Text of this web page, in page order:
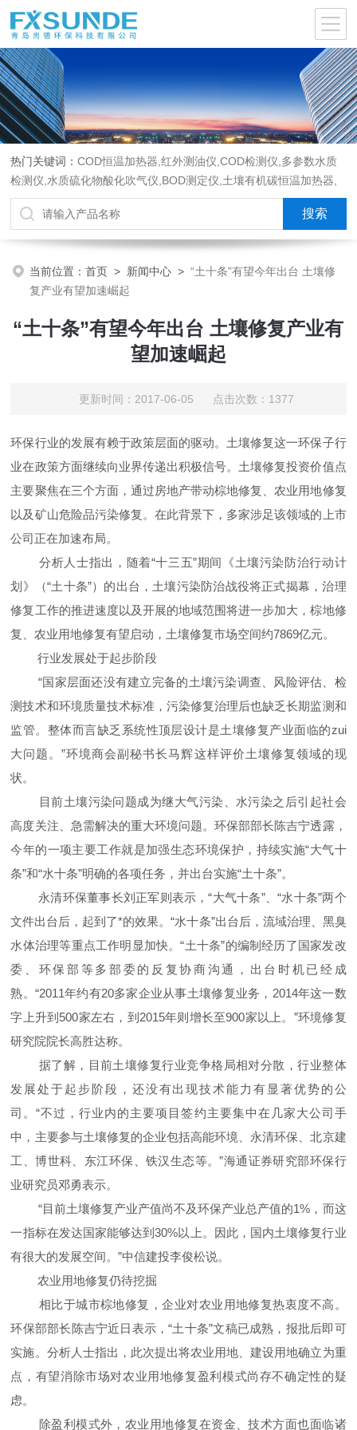
热门关键词：COD恒温加热器,红外测油仪,COD检测仪,多参数水质
检测仪,水质硫化物酸化吹气仪,BOD测定仪,土壤有机碳恒温加热器,
液液萃取器,COD消解回流仪,水质采样器
当前位置：首页 > 新闻中心 >“土十条”有望今年出台 土壤修
复产业有望加速崛起
“土十条”有望今年出台 土壤修复产业有
望加速崛起
更新时间：2017-06-05 点击次数：1377
环保行业的发展有赖于政策层面的驱动。土壤修复这一环保子行
业在政策方面继续向业界传递出积极信号。土壤修复投资价值点
主要聚焦在三个方面，通过房地产带动棕地修复、农业用地修复
以及矿山危险品污染修复。在此背景下，多家涉足该领域的上市
公司正在加速布局。
分析人士指出，随着“十三五”期间《土壤污染防治行动计
划》（“土十条”）的出台，土壤污染防治战役将正式揭幕，治理
修复工作的推进速度以及开展的地域范围将进一步加大，棕地修
复、农业用地修复有望启动，土壤修复市场空间约7869亿元。
行业发展处于起步阶段
“国家层面还没有建立完备的土壤污染调查、风险评估、检
测技术和环境质量技术标准，污染修复治理后也缺乏长期监测和
监管。整体而言缺乏系统性顶层设计是土壤修复产业面临的zui
大问题。”环境商会副秘书长马辉这样评价土壤修复领域的现
状。
目前土壤污染问题成为继大气污染、水污染之后引起社会
高度关注、急需解决的重大环境问题。环保部部长陈吉宁透露，
今年的一项主要工作就是加强生态环境保护，持续实施“大气十
条”和“水十条”明确的各项任务，并出台实施“土十条”。
永清环保董事长刘正军则表示，“大气十条”、“水十条”两个
文件出台后，起到了*的效果。“水十条”出台后，流域治理、黑臭
水体治理等重点工作明显加快。“土十条”的编制经历了国家发改
委、环保部等多部委的反复协商沟通，出台时机已经成
熟。“2011年约有20多家企业从事土壤修复业务，2014年这一数
字上升到500家左右，到2015年则增长至900家以上。”环境修复
研究院院长高胜达称。
据了解，目前土壤修复行业竞争格局相对分散，行业整体
发展处于起步阶段，还没有出现技术能力有显著优势的公
司。“不过，行业内的主要项目签约主要集中在几家大公司手
中，主要参与土壤修复的企业包括高能环境、永清环保、北京建
工、博世科、东江环保、铁汉生态等。”海通证券研究部环保行
业研究员邓勇表示。
“目前土壤修复产业产值尚不及环保产业总产值的1%，而这
一指标在发达国家能够达到30%以上。因此，国内土壤修复行业
有很大的发展空间。”中信建投李俊松说。
农业用地修复仍待挖掘
相比于城市棕地修复，企业对农业用地修复热衷度不高。
环保部部长陈吉宁近日表示，“土十条”文稿已成熟，报批后即可
实施。分析人士指出，此次提出将农业用地、建设用地确立为重
点，有望消除市场对农业用地修复盈利模式尚存不确定性的疑
虑。
除盈利模式外，农业用地修复在资金、技术方面也面临诸